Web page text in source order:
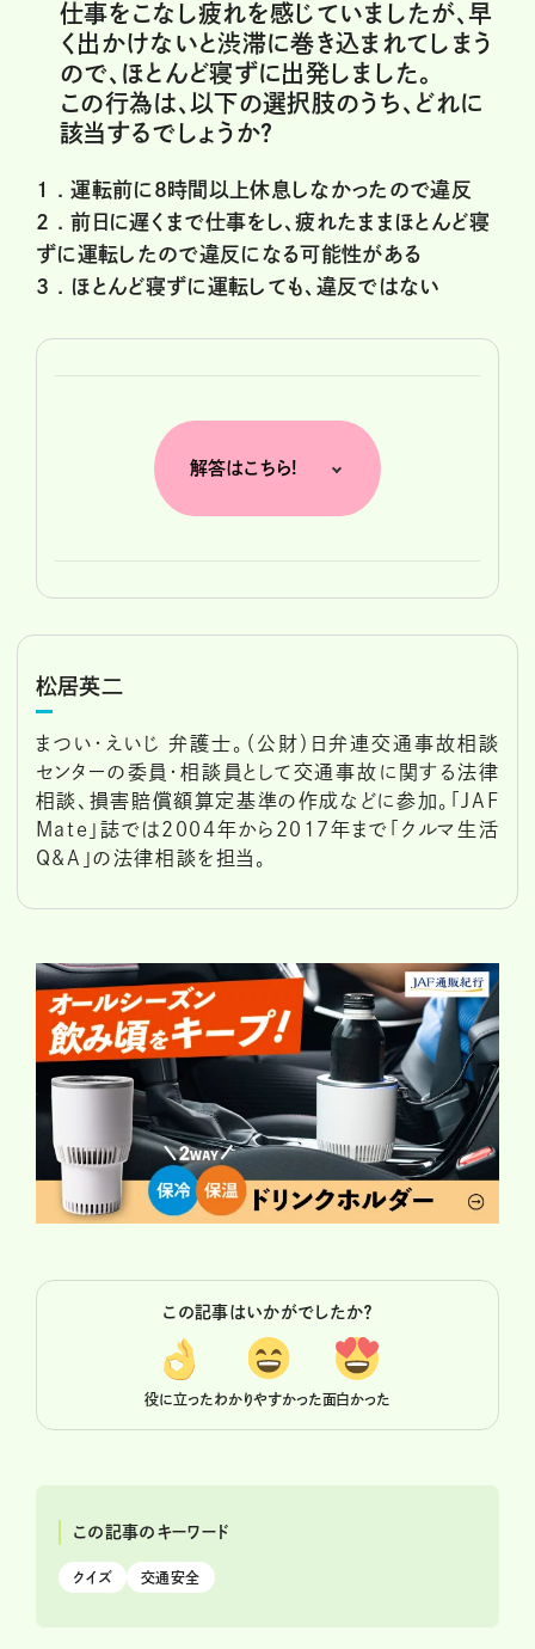
仕事をこなし疲れを感じていましたが、早
く出かけないと渋滞に巻き込まれてしまう
ので、ほとんど寝ずに出発しました。
この行為は、以下の選択肢のうち、どれに
該当するでしょうか？
1 .運転前に8時間以上休息しなかったので違反
2 .前日に遅くまで仕事をし、疲れたままほとんど寝
ずに運転したので違反になる可能性がある
3 . ほとんど寝ずに運転しても、違反ではない
解答はこちら!
松居英二
まつい・えいじ 弁護士。（公財）日弁連交通事故相談
センターの委員・相談員として交通事故に関する法律
相談、損害賠償額算定基準の作成などに参加。「JAF
Mate」誌では2004年から2017年まで「クルマ生活
Q&A」の法律相談を担当。
この記事はいかがでしたか？
役に立ったわかりやすかった面白かった
この記事のキーワード
クイズ 交通安全